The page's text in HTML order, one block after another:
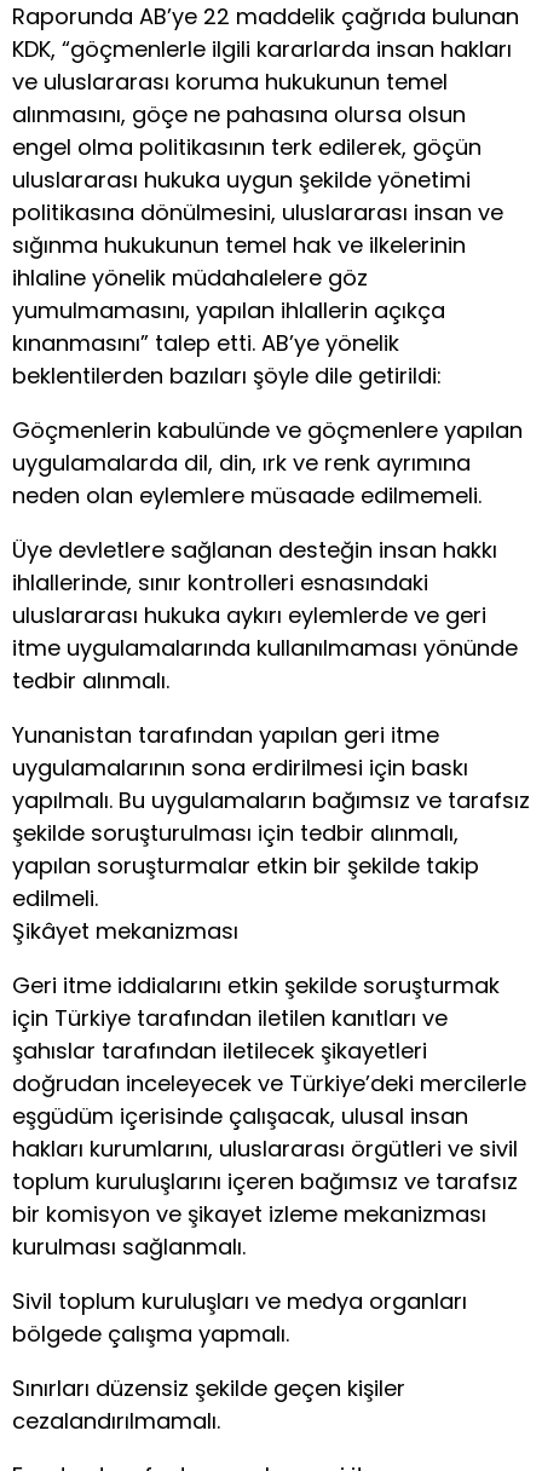
Raporunda AB’ye 22 maddelik çağrıda bulunan
KDK, “göçmenlerle ilgili kararlarda insan hakları
ve uluslararası koruma hukukunun temel
alınmasını, göçe ne pahasına olursa olsun
engel olma politikasının terk edilerek, göçün
uluslararası hukuka uygun şekilde yönetimi
politikasına dönülmesini, uluslararası insan ve
sığınma hukukunun temel hak ve ilkelerinin
ihlaline yönelik müdahalelere göz
yumulmamasını, yapılan ihlallerin açıkça
kınanmasını” talep etti. AB’ye yönelik
beklentilerden bazıları şöyle dile getirildi:
Göçmenlerin kabulünde ve göçmenlere yapılan
uygulamalarda dil, din, ırk ve renk ayrımına
neden olan eylemlere müsaade edilmemeli.
Üye devletlere sağlanan desteğin insan hakkı
ihlallerinde, sınır kontrolleri esnasındaki
uluslararası hukuka aykırı eylemlerde ve geri
itme uygulamalarında kullanılmaması yönünde
tedbir alınmalı.
Yunanistan tarafından yapılan geri itme
uygulamalarının sona erdirilmesi için baskı
yapılmalı. Bu uygulamaların bağımsız ve tarafsız
şekilde soruşturulması için tedbir alınmalı,
yapılan soruşturmalar etkin bir şekilde takip
edilmeli.
Şikâyet mekanizması
Geri itme iddialarını etkin şekilde soruşturmak
için Türkiye tarafından iletilen kanıtları ve
şahıslar tarafından iletilecek şikayetleri
doğrudan inceleyecek ve Türkiye’deki mercilerle
eşgüdüm içerisinde çalışacak, ulusal insan
hakları kurumlarını, uluslararası örgütleri ve sivil
toplum kuruluşlarını içeren bağımsız ve tarafsız
bir komisyon ve şikayet izleme mekanizması
kurulması sağlanmalı.
Sivil toplum kuruluşları ve medya organları
bölgede çalışma yapmalı.
Sınırları düzensiz şekilde geçen kişiler
cezalandırılmamalı.